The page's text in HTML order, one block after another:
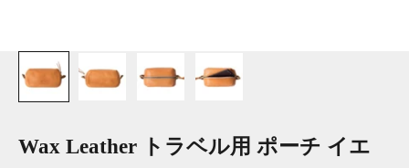
Wax Leather トラベル用 ポーチ イエ